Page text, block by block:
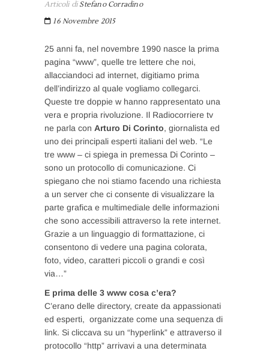
Articoli diStefano Corradino
16 Novembre 2015
25 anni fa, nel novembre 1990 nasce la prima
pagina “www”, quelle tre lettere che noi,
allacciandoci ad internet, digitiamo prima
dell’indirizzo al quale vogliamo collegarci.
Queste tre doppie w hanno rappresentato una
vera e propria rivoluzione. Il Radiocorriere tv
ne parla con Arturo Di Corinto, giornalista ed
uno dei principali esperti italiani del web. “Le
tre www – ci spiega in premessa Di Corinto –
sono un protocollo di comunicazione. Ci
spiegano che noi stiamo facendo una richiesta
a un server che ci consente di visualizzare la
parte grafica e multimediale delle informazioni
che sono accessibili attraverso la rete internet.
Grazie a un linguaggio di formattazione, ci
consentono di vedere una pagina colorata,
foto, video, caratteri piccoli o grandi e così
via…”
E prima delle 3 www cosa c’era?
C’erano delle directory, create da appassionati
ed esperti, organizzate come una sequenza di
link. Si cliccava su un “hyperlink” e attraverso il
protocollo “http” arrivavi a una determinata